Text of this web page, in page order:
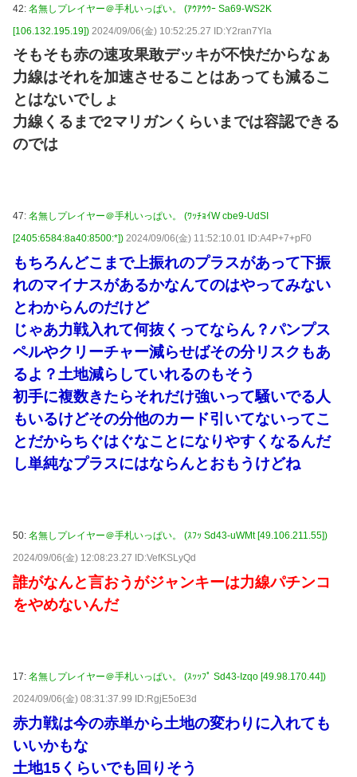
42: 名無しプレイヤー＠手札いっぱい。 (ｱｳｱｳｳｰ Sa69-WS2K
[106.132.195.19]) 2024/09/06(金) 10:52:25.27 ID:Y2ran7Yla
そもそも赤の速攻果敢デッキが不快だからなぁ
力線はそれを加速させることはあっても減るこ
とはないでしょ
力線くるまで2マリガンくらいまでは容認できる
のでは
47: 名無しプレイヤー＠手札いっぱい。 (ﾜｯﾁｮｲW cbe9-UdSI
[2405:6584:8a40:8500:*]) 2024/09/06(金) 11:52:10.01 ID:A4P+7+pF0
もちろんどこまで上振れのプラスがあって下振
れのマイナスがあるかなんてのはやってみない
とわからんのだけど
じゃあ力戦入れて何抜くってならん？パンプス
ペルやクリーチャー減らせばその分リスクもあ
るよ？土地減らしていれるのもそう
初手に複数きたらそれだけ強いって騒いでる人
もいるけどその分他のカード引いてないってこ
とだからちぐはぐなことになりやすくなるんだ
し単純なプラスにはならんとおもうけどね
50: 名無しプレイヤー＠手札いっぱい。 (ｽﾌｯ Sd43-uWMt [49.106.211.55])
2024/09/06(金) 12:08:23.27 ID:VefKSLyQd
誰がなんと言おうがジャンキーは力線パチンコ
をやめないんだ
17: 名無しプレイヤー＠手札いっぱい。 (ｽｯｯﾌﾟ Sd43-Izqo [49.98.170.44])
2024/09/06(金) 08:31:37.99 ID:RgjE5oE3d
赤力戦は今の赤単から土地の変わりに入れても
いいかもな
土地15くらいでも回りそう